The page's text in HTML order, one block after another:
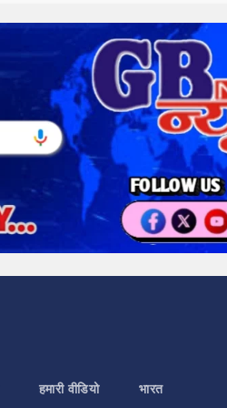
हमारी वीडियो भारत